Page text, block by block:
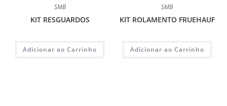
SMB
KIT RESGUARDOS
Adicionar ao Carrinho
SMB
KIT ROLAMENTO FRUEHAUF
Adicionar ao Carrinho